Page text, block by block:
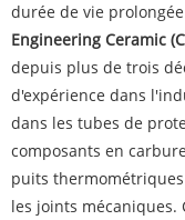
durée de vie
Engineering Ceramic
depuis plus de trois
d'expérience dans
dans les tubes de
composants en
puits
les joints mécaniques.